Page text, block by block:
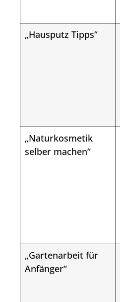
„Hausputz Tipps“
„Naturkosmetik
selber machen“
„Gartenarbeit für
Anfänger“